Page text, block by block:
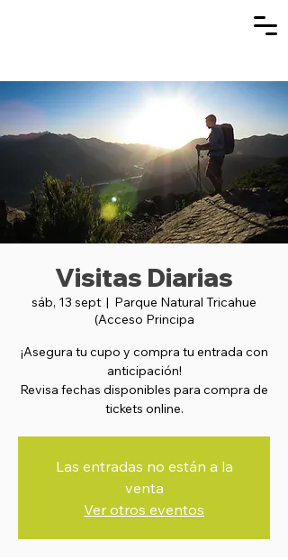
Visitas Diarias
sáb, 13 sept
  |
Parque Natural Tricahue
(Acceso Principa
¡Asegura tu cupo y compra tu entrada con
anticipación!
Revisa fechas disponibles para compra de
tickets online.
Las entradas no están a la
venta
Ver otros eventos